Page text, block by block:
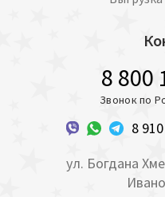
8 800
Звонок по
8
ул. Богдана